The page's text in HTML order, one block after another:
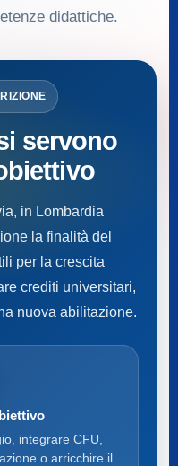
didattiche.
servono
in Lombardia
la finalità del
per la crescita
crediti universitari,
nuova abilitazione.
integrare CFU,
o arricchire il